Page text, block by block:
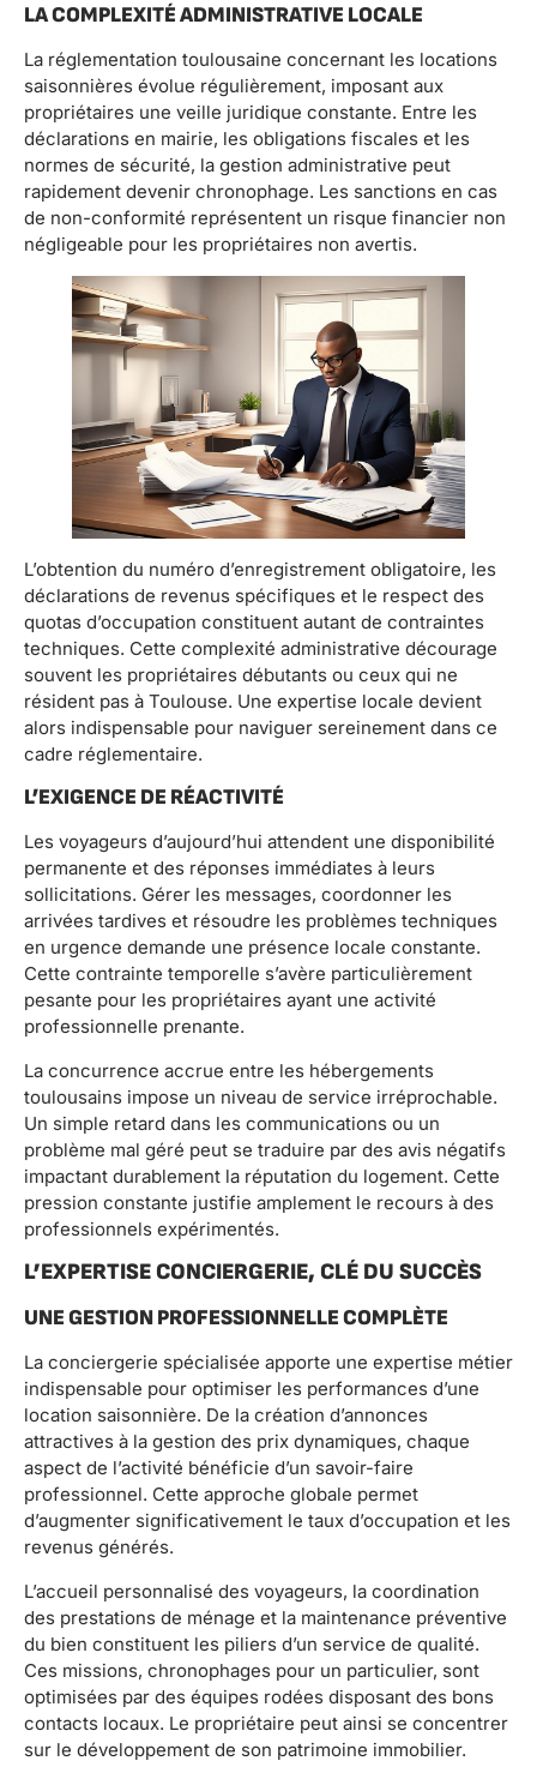
LA COMPLEXITÉ ADMINISTRATIVE LOCALE
La réglementation toulousaine concernant les locations
saisonnières évolue régulièrement, imposant aux
propriétaires une veille juridique constante. Entre les
déclarations en mairie, les obligations fiscales et les
normes de sécurité, la gestion administrative peut
rapidement devenir chronophage. Les sanctions en cas
de non-conformité représentent un risque financier non
négligeable pour les propriétaires non avertis.
L’obtention du numéro d’enregistrement obligatoire, les
déclarations de revenus spécifiques et le respect des
quotas d’occupation constituent autant de contraintes
techniques. Cette complexité administrative décourage
souvent les propriétaires débutants ou ceux qui ne
résident pas à Toulouse. Une expertise locale devient
alors indispensable pour naviguer sereinement dans ce
cadre réglementaire.
L’EXIGENCE DE RÉACTIVITÉ
Les voyageurs d’aujourd’hui attendent une disponibilité
permanente et des réponses immédiates à leurs
sollicitations. Gérer les messages, coordonner les
arrivées tardives et résoudre les problèmes techniques
en urgence demande une présence locale constante.
Cette contrainte temporelle s’avère particulièrement
pesante pour les propriétaires ayant une activité
professionnelle prenante.
La concurrence accrue entre les hébergements
toulousains impose un niveau de service irréprochable.
Un simple retard dans les communications ou un
problème mal géré peut se traduire par des avis négatifs
impactant durablement la réputation du logement. Cette
pression constante justifie amplement le recours à des
professionnels expérimentés.
L’EXPERTISE CONCIERGERIE, CLÉ DU SUCCÈS
UNE GESTION PROFESSIONNELLE COMPLÈTE
La conciergerie spécialisée apporte une expertise métier
indispensable pour optimiser les performances d’une
location saisonnière. De la création d’annonces
attractives à la gestion des prix dynamiques, chaque
aspect de l’activité bénéficie d’un savoir-faire
professionnel. Cette approche globale permet
d’augmenter significativement le taux d’occupation et les
revenus générés.
L’accueil personnalisé des voyageurs, la coordination
des prestations de ménage et la maintenance préventive
du bien constituent les piliers d’un service de qualité.
Ces missions, chronophages pour un particulier, sont
optimisées par des équipes rodées disposant des bons
contacts locaux. Le propriétaire peut ainsi se concentrer
sur le développement de son patrimoine immobilier.